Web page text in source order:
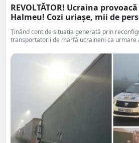
REVOLTĂTOR! Ucraina
Halmeu! Cozi uriașe, mii de
Ţinând cont de situația generată prin
transportatorii de marfă ucraineni ca urmare